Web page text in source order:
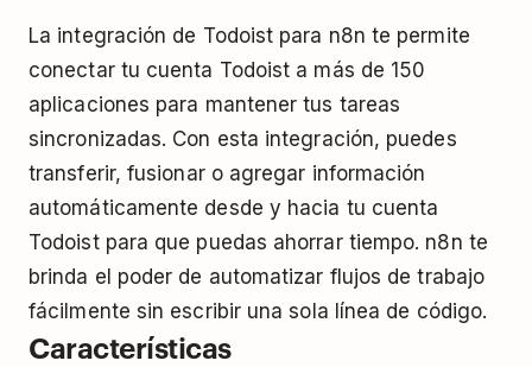
La integración de Todoist para n8n te permite
conectar tu cuenta Todoist a más de 150
aplicaciones para mantener tus tareas
sincronizadas. Con esta integración, puedes
transferir, fusionar o agregar información
automáticamente desde y hacia tu cuenta
Todoist para que puedas ahorrar tiempo. n8n te
brinda el poder de automatizar flujos de trabajo
fácilmente sin escribir una sola línea de código.
Características